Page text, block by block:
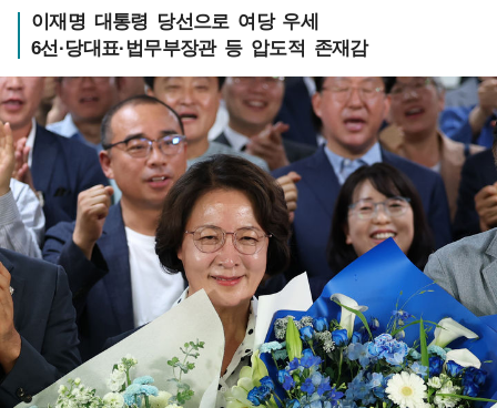
이재명 대통령 당선으로 여당 우세
6선·당대표·법무부장관 등 압도적 존재감